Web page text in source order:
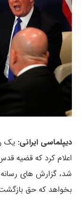
دیپلماسی ایرانی: یک
اعلام کرد که قضیه
شد، گزارش های
بخواهد که حق بازگشت